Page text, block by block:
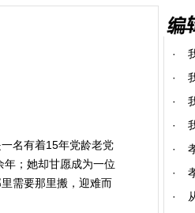
名有着15年党龄老党
年；她却甘愿成为一位
需要那里搬，迎难而
·
·
·
·
·
·
·